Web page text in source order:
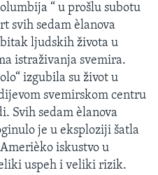
“ u prošlu subotu
svih sedam èlanova
ljudskih života u
istraživanja svemira.
izgubila su život u
svemirskom centru
Svih sedam èlanova
je u eksploziji šatla
iskustvo u
uspeh i veliki rizik.